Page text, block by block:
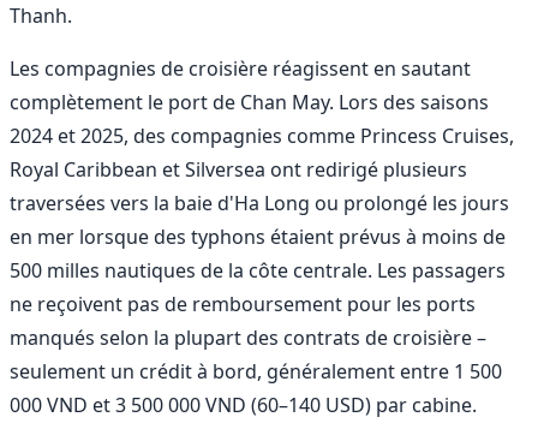
Thanh.
Les compagnies de croisière réagissent en sautant
complètement le port de Chan May. Lors des saisons
2024 et 2025, des compagnies comme Princess Cruises,
Royal Caribbean et Silversea ont redirigé plusieurs
traversées vers la baie d'Ha Long ou prolongé les jours
en mer lorsque des typhons étaient prévus à moins de
500 milles nautiques de la côte centrale. Les passagers
ne reçoivent pas de remboursement pour les ports
manqués selon la plupart des contrats de croisière –
seulement un crédit à bord, généralement entre 1 500
000 VND et 3 500 000 VND (60–140 USD) par cabine.